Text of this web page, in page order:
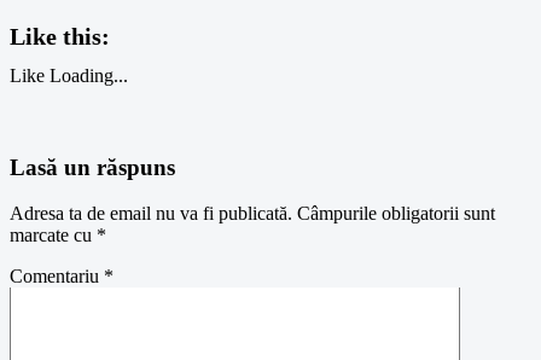
Like this:
Like Loading...
Lasă un răspuns
Adresa ta de email nu va fi publicată. Câmpurile obligatorii sunt
marcate cu *
Comentariu *